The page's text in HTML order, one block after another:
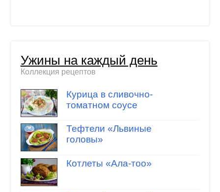
Ужины на каждый день
Коллекция рецептов
Курица в сливочно-
томатном соусе
Тефтели «Львиные
головы»
Котлеты «Ала-тоо»